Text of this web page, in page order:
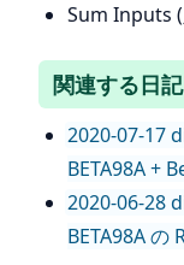
Sum Inputs
関連する日記
2020-07-17
BETA98A +
2020-06-28
BETA98A の